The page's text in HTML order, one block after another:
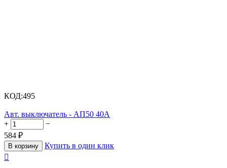
КОД:495
Авт. выключатель - АП50 40А
+
−
584 ₽
В корзину
Купить в один клик
